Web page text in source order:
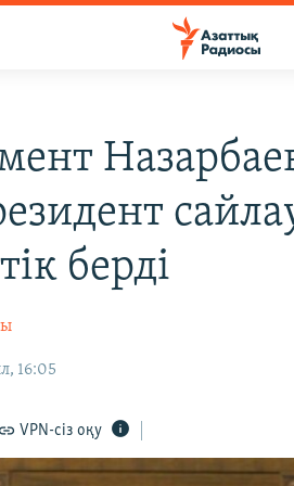
берді
16:05
VPN-сіз оқу